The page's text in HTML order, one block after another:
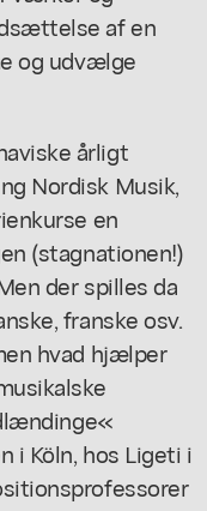
af en
og udvælge
årligt
Nordisk Musik,
en
(stagnationen!)
der spilles da
franske osv.
hvad hjælper
i Köln, hos Ligeti i